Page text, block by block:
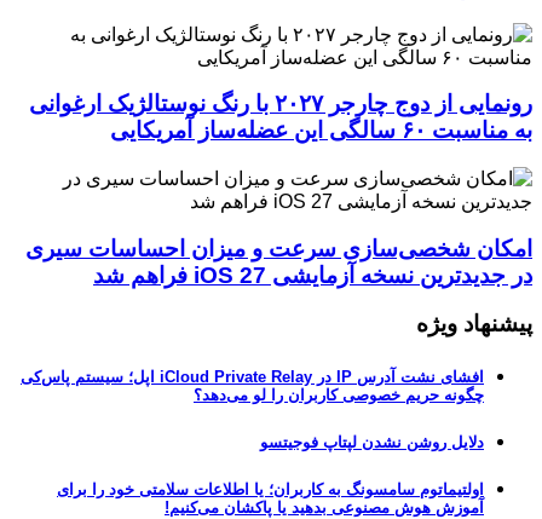
رونمایی از دوج چارجر ۲۰۲۷ با رنگ نوستالژیک ارغوانی
به مناسبت ۶۰ سالگی این عضله‌ساز آمریکایی
امکان شخصی‌سازی سرعت و میزان احساسات سیری
در جدیدترین نسخه آزمایشی iOS 27 فراهم شد
پیشنهاد ویژه
افشای نشت آدرس IP در iCloud Private Relay اپل؛ سیستم پاس‌کی
چگونه حریم خصوصی کاربران را لو می‌دهد؟
دلایل روشن نشدن لپتاپ فوجیتسو
اولتیماتوم سامسونگ به کاربران؛ یا اطلاعات سلامتی خود را برای
آموزش هوش مصنوعی بدهید یا پاکشان می‌کنیم!